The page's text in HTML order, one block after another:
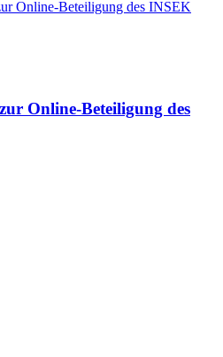
Online-Beteiligung des INSEK
Online-Beteiligung des